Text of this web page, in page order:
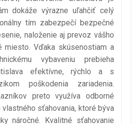
dokáže výrazne uľahčiť celý
tím zabezpečí bezpečné
naloženie aj prevoz vášho
miesto. Vďaka skúsenostiam a
vybaveniu prebieha
efektívne, rýchlo a s
poškodenia zariadenia.
preto využíva odborné
sťahovania, ktoré býva
náročné. Kvalitné sťahovanie